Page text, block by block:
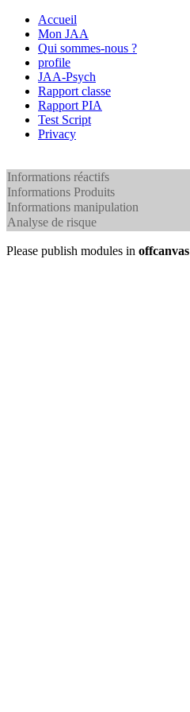
Accueil
Mon JAA
Qui sommes-nous ?
profile
JAA-Psych
Rapport classe
Rapport PIA
Test Script
Privacy
Informations réactifs
Informations Produits
Informations manipulation
Analyse de risque
Please publish modules in offcanvas